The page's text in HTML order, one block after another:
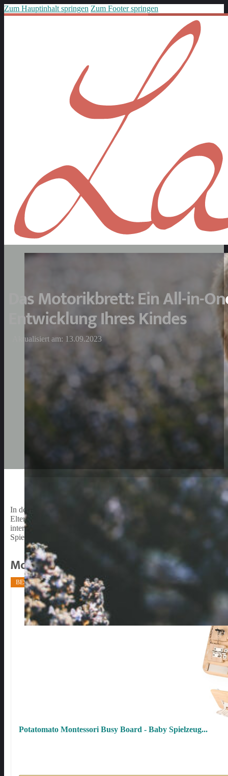
Zum Hauptinhalt springen Zum Footer springen
Das Motorikbrett: Ein All-in-
Entwicklung Ihres Kindes
Aktualisiert am: 13.09.2023
In der Welt des Spielzeugs ist das
ein
Eltern ist es unsere Pflicht, Mittel und Wege zu finden, um
interessanteste Weise zu fördern. Aber auch, unseren Kids
Spielzeug und viele förderliche Effekte auf die Entwicklung.
Motorikbrett Bestenliste
BESTSELLER NR. 1
Potatomato Montessori Busy Board - Baby Spielzeug...